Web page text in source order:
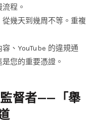
程。
從幾天到幾周不等。重複
、YouTube 的違規通
您的重要憑證。
督者——「舉